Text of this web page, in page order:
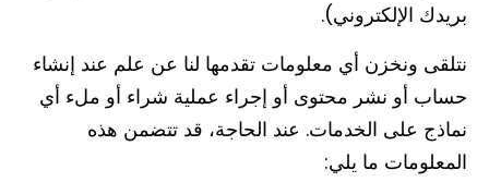
بريدك الإلكتروني).
نتلقى ونخزن أي معلومات تقدمها لنا عن علم عند إنشاء
حساب أو نشر محتوى أو إجراء عملية شراء أو ملء أي
نماذج على الخدمات. عند الحاجة، قد تتضمن هذه
المعلومات ما يلي: